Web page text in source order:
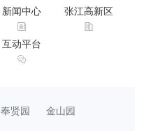
新闻中心 张江高新区
互动平台
奉贤园 金山园